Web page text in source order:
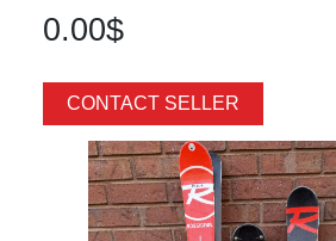
0.00$
CONTACT SELLER